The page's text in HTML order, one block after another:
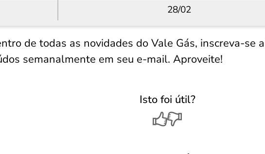
28/02
de todas as novidades do Vale Gás, inscreva-se
semanalmente em seu e-mail. Aproveite!
Isto foi útil?